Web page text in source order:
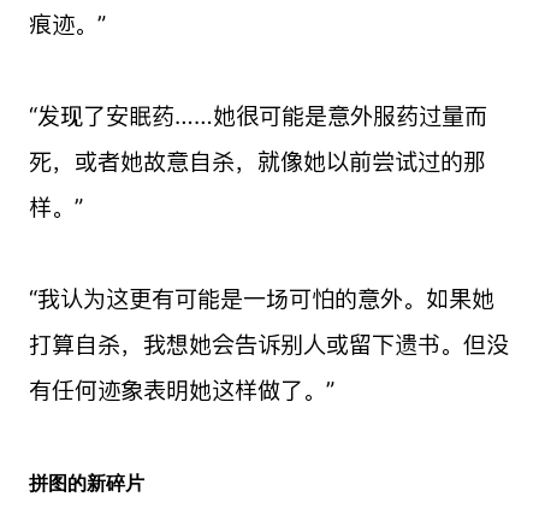
痕迹。”
“发现了安眠药……她很可能是意外服药过量而
死，或者她故意自杀，就像她以前尝试过的那
样。”
“我认为这更有可能是一场可怕的意外。如果她
打算自杀，我想她会告诉别人或留下遗书。但没
有任何迹象表明她这样做了。”
拼图的新碎片